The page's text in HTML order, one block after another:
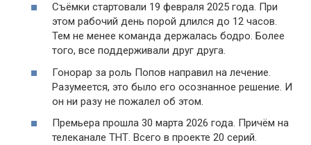
Съёмки стартовали 19 февраля 2025 года. При
этом рабочий день порой длился до 12 часов.
Тем не менее команда держалась бодро. Более
того, все поддерживали друг друга.
Гонорар за роль Попов направил на лечение.
Разумеется, это было его осознанное решение. И
он ни разу не пожалел об этом.
Премьера прошла 30 марта 2026 года. Причём на
телеканале ТНТ. Всего в проекте 20 серий.